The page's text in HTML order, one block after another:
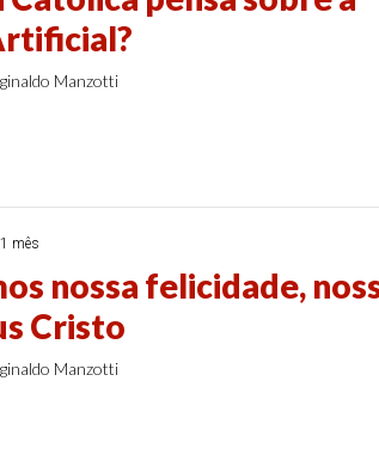
Manzotti
mês
nossa felicidade,
Cristo
Manzotti